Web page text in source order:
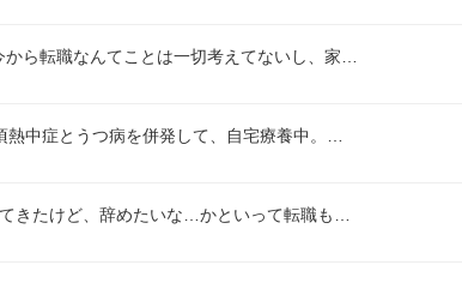
ら転職なんてことは一切考えてないし、家…
中症とうつ病を併発して、自宅療養中。…
きたけど、辞めたいな…かといって転職も…